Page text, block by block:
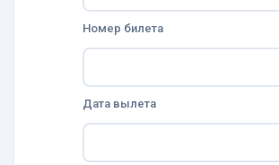
Номер билета
Дата вылета